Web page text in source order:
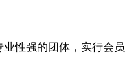
性强的团体，实行会员